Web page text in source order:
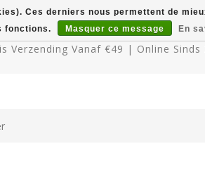
Verzending Vanaf €49 | Online Sinds
Ces derniers nous permettent de
fonctions.
Masquer ce message En